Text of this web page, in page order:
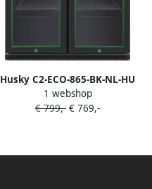
Husky C2-ECO-865-BK-NL-HU
Flessen Koelkast Dranken
koelkast Barkoelkast B Label
1 webshop
€ 799,- € 769,-